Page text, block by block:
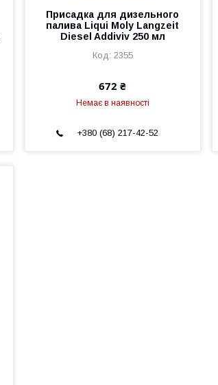
Присадка для дизельного
палива Liqui Moly Langzeit
Diesel Addiviv 250 мл
2355
672 ₴
Немає в наявності
+380 (68) 217-42-52